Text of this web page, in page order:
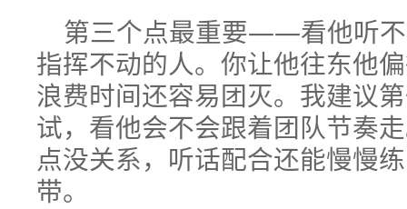
第三个点最重要——看他听
指挥不动的人。你让他往东他
浪费时间还容易团灭。我建议
试，看他会不会跟着团队节奏
点没关系，听话配合还能慢慢
带。